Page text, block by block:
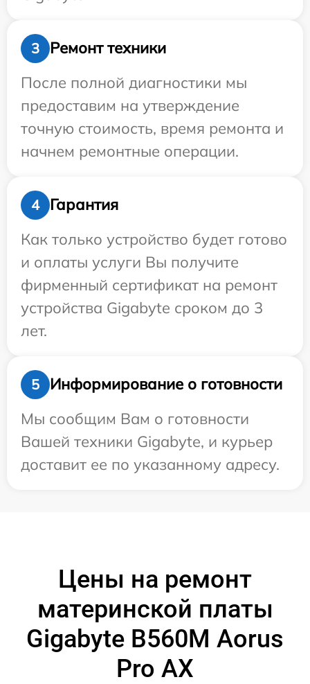
3
Ремонт техники
После полной диагностики мы
предоставим на утверждение
точную стоимость, время ремонта и
начнем ремонтные операции.
4
Гарантия
Как только устройство будет готово
и оплаты услуги Вы получите
фирменный сертификат на ремонт
устройства Gigabyte сроком до 3
лет.
5
Информирование о готовности
Мы сообщим Вам о готовности
Вашей техники Gigabyte, и курьер
доставит ее по указанному адресу.
Цены на ремонт
материнской платы
Gigabyte B560M Aorus
Pro AX